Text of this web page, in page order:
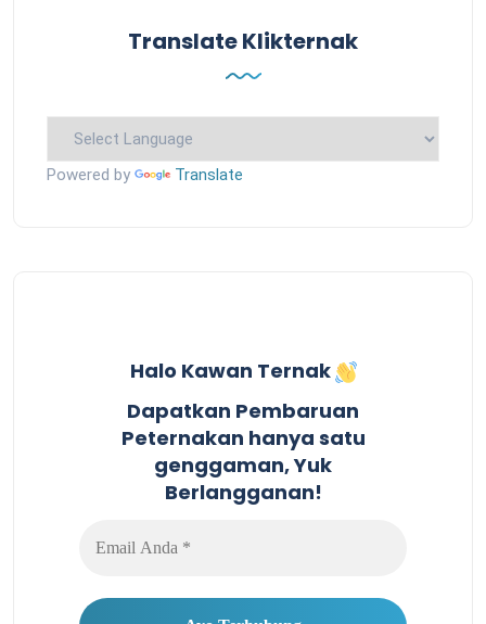
Translate Klikternak
Powered by Translate
Halo Kawan Ternak
Dapatkan Pembaruan
Peternakan hanya satu
genggaman, Yuk
Berlangganan!